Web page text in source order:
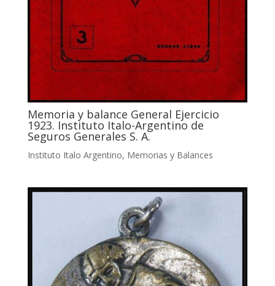
Memoria y balance General Ejercicio
1923. Instituto Italo-Argentino de
Seguros Generales S. A.
Instituto Italo Argentino, Memorias y Balances